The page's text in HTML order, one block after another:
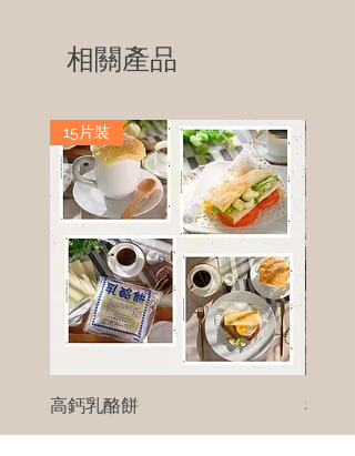
相關產品
15片裝
高鈣乳酪餅 樹葡萄